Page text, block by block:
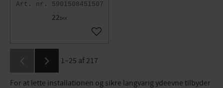
5901508451507
22DKK
Gem som favorit
1–25 af 217
For at lette installationen og sikre langvarig ydeevne tilbyder